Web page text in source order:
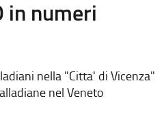
in numeri
nella "Citta' di Vicenza"
nel Veneto